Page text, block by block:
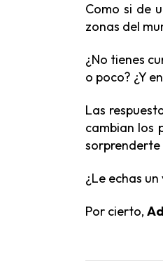
Como si de
zonas del
¿No tienes
o poco? ¿Y
Las
cambian los
sorprenderte
¿Le echas
Por cierto,